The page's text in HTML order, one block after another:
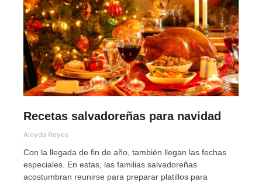
Recetas salvadoreñas para navidad
Aleyda Reyes
Con la llegada de fin de año, también llegan las fechas
especiales. En estas, las familias salvadoreñas
acostumbran reunirse para preparar platillos para